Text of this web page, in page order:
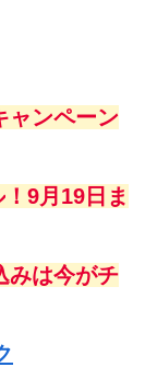
ャンペーン
！ 9月19日ま
みは今がチ